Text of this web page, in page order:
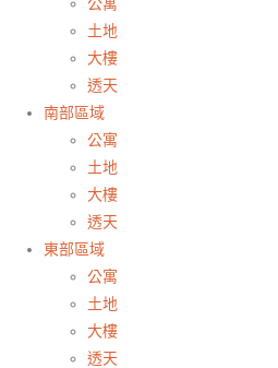
土地
大樓
透天
南部區域
公寓
土地
大樓
透天
東部區域
公寓
土地
大樓
透天